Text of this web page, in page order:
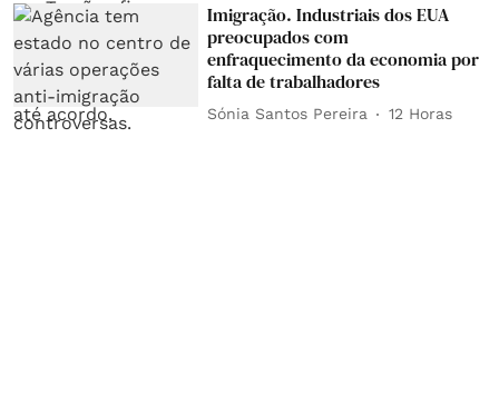
Imigração. Industriais dos EUA
preocupados com
enfraquecimento da economia por
falta de trabalhadores
Sónia Santos Pereira 12 Horas